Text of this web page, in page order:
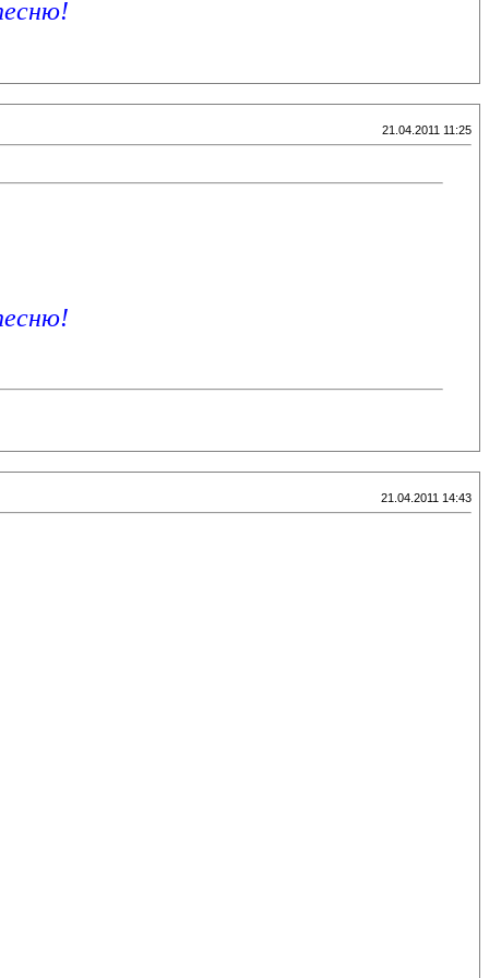
21.04.2011 11:25
21.04.2011 14:43